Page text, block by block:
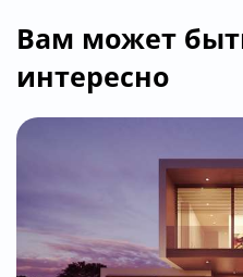
Вам может
интересно